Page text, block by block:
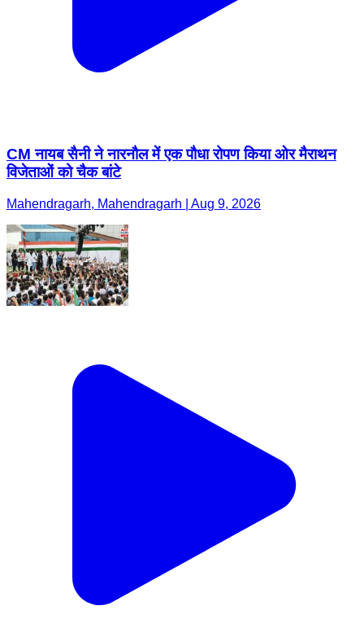
CM नायब सैनी ने नारनौल में एक पौधा रोपण किया ओर मैराथन
विजेताओं को चैक बांटे
Mahendragarh, Mahendragarh | Aug 9, 2026